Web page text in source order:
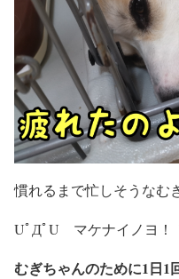
慣れるまで忙しそうなむ
UﾟДﾟU マケナイノヨ！
むぎちゃんのために1日1